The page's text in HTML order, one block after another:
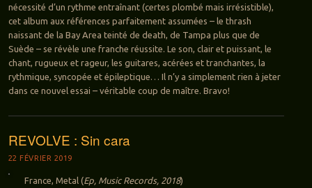
nécessité d’un rythme entraînant (certes plombé mais irrésistible),
cet album aux références parfaitement assumées – le thrash
naissant de la Bay Area teinté de death, de Tampa plus que de
Suède – se révèle une franche réussite. Le son, clair et puissant, le
chant, rugueux et rageur, les guitares, acérées et tranchantes, la
rythmique, syncopée et épileptique… Il n’y a simplement rien à jeter
dans ce nouvel essai – véritable coup de maître. Bravo!
REVOLVE : Sin cara
22 FÉVRIER 2019
France, Metal (Ep, Music Records, 2018)